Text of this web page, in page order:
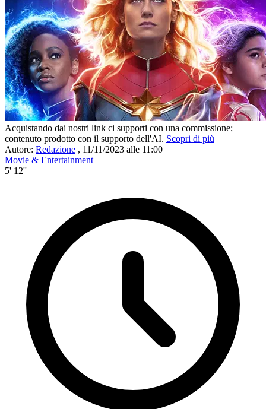
Acquistando dai nostri link ci supporti con una commissione;
contenuto prodotto con il supporto dell'AI. Scopri di più
Autore: Redazione , 11/11/2023 alle 11:00
Movie & Entertainment
5' 12''